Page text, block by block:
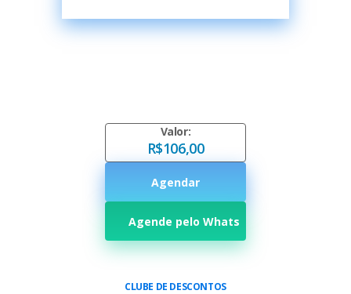
Valor:
R$106,00
Agendar
Agende pelo Whats
CLUBE DE DESCONTOS